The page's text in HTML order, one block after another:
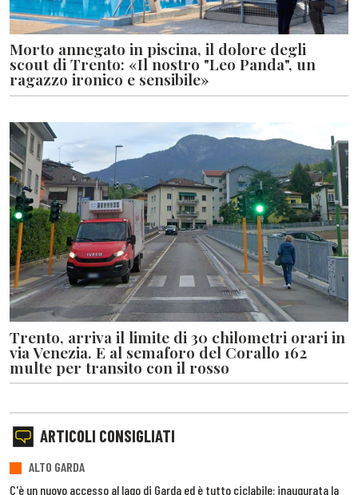
Morto annegato in piscina, il dolore degli
scout di Trento: «Il nostro "Leo Panda", un
ragazzo ironico e sensibile»
Trento, arriva il limite di 30 chilometri orari in
via Venezia. E al semaforo del Corallo 162
multe per transito con il rosso
ARTICOLI CONSIGLIATI
ALTO GARDA
C'è un nuovo accesso al lago di Garda ed è tutto ciclabile: inaugurata la